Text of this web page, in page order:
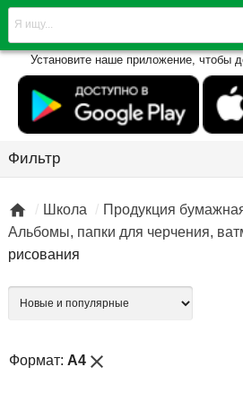
Установите наше приложение, чтобы
Фильтр
 Школа
Продукция
Альбомы, папки для черчения,
рисования
Формат: A4 close